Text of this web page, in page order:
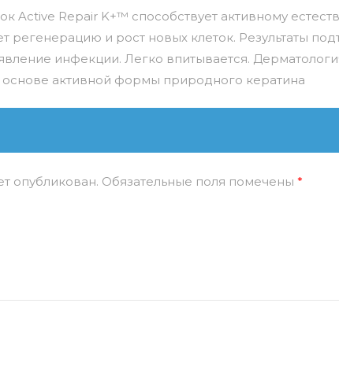
Repair K+™ способствует активному
регенерацию и рост новых клеток. Результаты
инфекции. Легко впитывается.
основе активной формы природного кератина
опубликован. Обязательные поля помечены *